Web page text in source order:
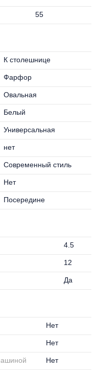
55
К столешнице
Фарфор
Овальная
Белый
Универсальная
нет
Современный стиль
Нет
Посередине
4.5
12
Да
Нет
Нет
Нет